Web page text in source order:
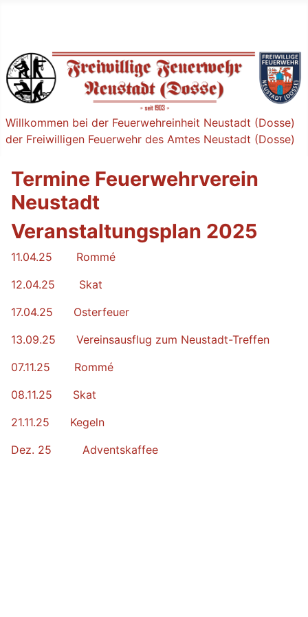
Willkommen bei der Feuerwehreinheit Neustadt (Dosse)
der Freiwilligen Feuerwehr des Amtes Neustadt (Dosse)
Termine Feuerwehrverein
Neustadt
Veranstaltungsplan 2025
11.04.25 Rommé
12.04.25 Skat
17.04.25 Osterfeuer
13.09.25 Vereinsausflug zum Neustadt-Treffen
07.11.25 Rommé
08.11.25 Skat
21.11.25 Kegeln
Dez. 25 Adventskaffee